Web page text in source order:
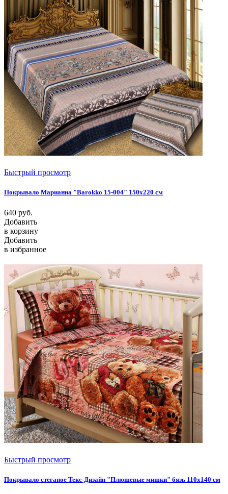
Быстрый просмотр
Покрывало Марианна "Barokko 15-004" 150х220 см
640 руб.
Добавить
в корзину
Добавить
в избранное
Быстрый просмотр
Покрывало стеганое Текс-Дизайн "Плюшевые мишки" бязь 110х140 см